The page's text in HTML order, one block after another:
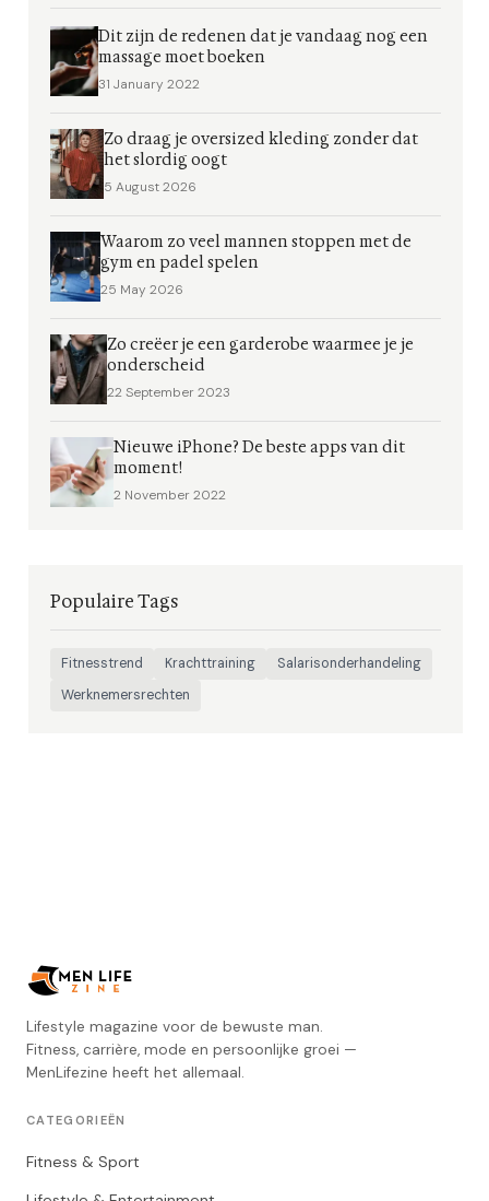
Dit zijn de redenen dat je vandaag nog een
massage moet boeken
31 January 2022
Zo draag je oversized kleding zonder dat
het slordig oogt
5 August 2026
Waarom zo veel mannen stoppen met de
gym en padel spelen
25 May 2026
Zo creëer je een garderobe waarmee je je
onderscheid
22 September 2023
Nieuwe iPhone? De beste apps van dit
moment!
2 November 2022
Populaire Tags
Fitnesstrend Krachttraining
Salarisonderhandeling
Werknemersrechten
Lifestyle magazine voor de bewuste man.
Fitness, carrière, mode en persoonlijke groei —
MenLifezine heeft het allemaal.
CATEGORIEËN
Fitness & Sport